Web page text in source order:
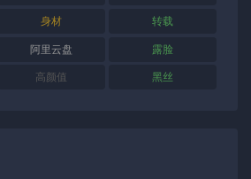
身材 转载
阿里云盘 露脸
高颜值 黑丝